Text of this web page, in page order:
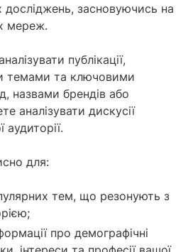
засновуючись на
мереж.
публікації,
темами та ключовими
назвами брендів або
аналізувати дискусії
аудиторії.
для:
тем, що резонують з
про демографічні